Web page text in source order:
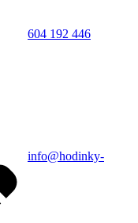
604 192 446
info@hodinky-